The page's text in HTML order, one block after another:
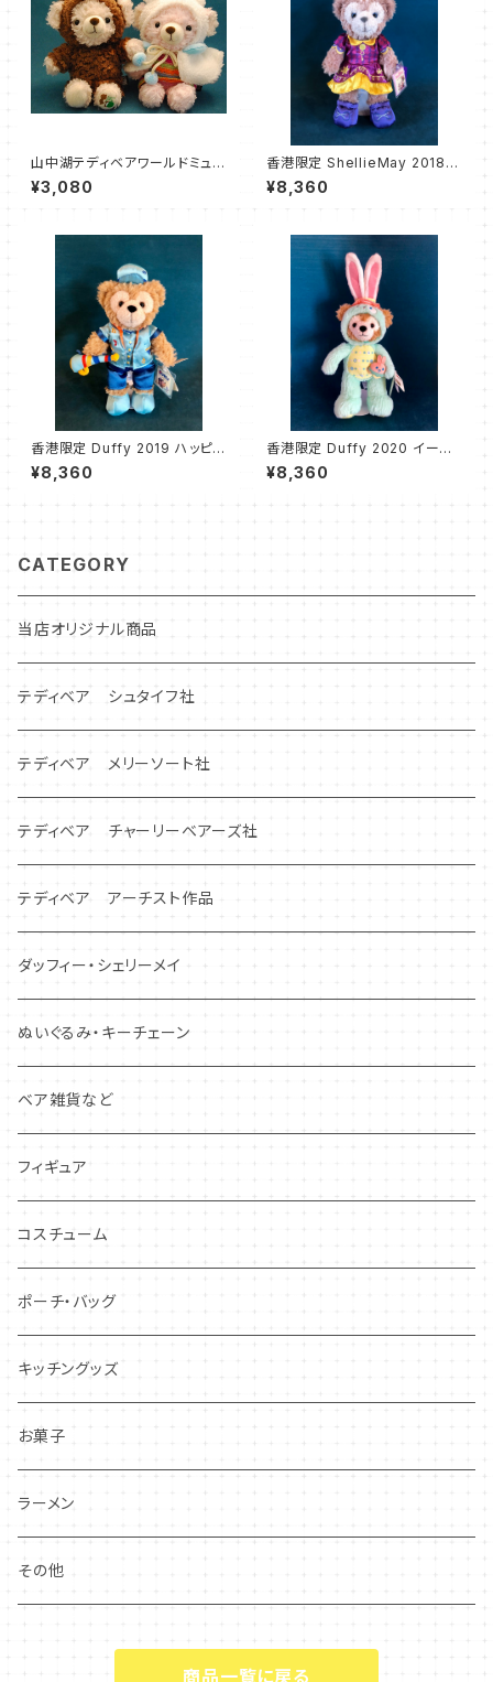
山中湖テディベアワールドミュー
ジアム × COBE COBE オリジ
ナル ぬいぐるみセット
¥3,080
香港限定 ShellieMay 2018
ハロウィンタイム シェリーメイ
¥8,360
香港限定 Duffy 2019 ハッピ
ー・ミュージック・ギャザリング
ダッフィー
¥8,360
香港限定 Duffy 2020 イース
ター ダッフィー
¥8,360
CATEGORY
当店オリジナル商品
テディベア シュタイフ社
テディベア メリーソート社
テディベア チャーリーベアーズ社
テディベア アーチスト作品
ダッフィー・シェリーメイ
ぬいぐるみ・キーチェーン
ベア雑貨など
フィギュア
コスチューム
ポーチ・バッグ
キッチングッズ
お菓子
ラーメン
その他
商品一覧に戻る